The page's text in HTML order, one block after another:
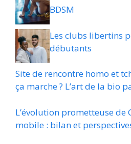
BDSM
Les clubs libertins
débutants
Site de rencontre homo et
ça marche ? L’art de la bio
L’évolution prometteuse de
mobile : bilan et